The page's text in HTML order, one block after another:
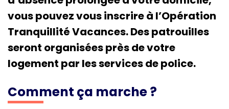
vous pouvez vous inscrire à l’Opération
Tranquillité Vacances. Des patrouilles
seront organisées près de votre
logement par les services de police.
Comment ça marche ?